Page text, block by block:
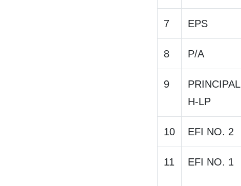
7 EPS
8 P/A
9
PRINCIPAL
H-LP
10 EFI NO. 2
11 EFI NO. 1